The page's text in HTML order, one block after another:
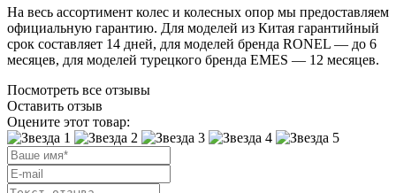
На весь ассортимент колес и колесных опор мы предоставляем
официальную гарантию. Для моделей из Китая гарантийный
срок составляет 14 дней, для моделей бренда RONEL — до 6
месяцев, для моделей турецкого бренда EMES — 12 месяцев.
Посмотреть все отзывы
Оставить отзыв
Оцените этот товар: